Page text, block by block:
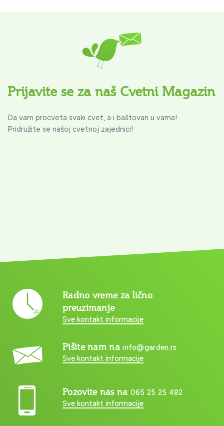
Prijavite se za naš Cvetni Magazin
Da vam procveta svaki cvet, a i baštovan u vama!
Pridružite se našoj cvetnoj zajednici!
Radno vreme za lično
preuzimanje
Sve kontakt informacije
Pišite nam nainfo@garden.rs
Sve kontakt informacije
Pozovite nas na 065 25 25 482
Sve kontakt informacije